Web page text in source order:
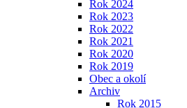
Rok 2024
Rok 2023
Rok 2022
Rok 2021
Rok 2020
Rok 2019
Obec a okolí
Archiv
Rok 2015